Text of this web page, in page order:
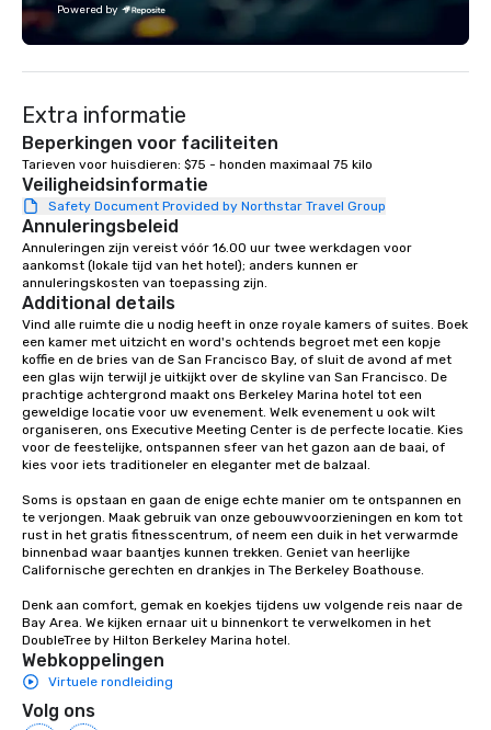
connection, boost engagement, and
leave participants with new skills
programs, birthday parties,
anniversary celebrations, rehearsal
dinners, holiday events, client
entertainment, and virtual team
connections. We handle everything
from ingredient sourcing to
instruction, making your event
planning seamless.
seniority, and
Powered by
Extra informatie
Beperkingen voor faciliteiten
Tarieven voor huisdieren: $75 - honden maximaal 75 kilo
Veiligheidsinformatie
Safety Document Provided by Northstar Travel Group
Annuleringsbeleid
Annuleringen zijn vereist vóór 16.00 uur twee werkdagen voor
aankomst (lokale tijd van het hotel); anders kunnen er
annuleringskosten van toepassing zijn.
Additional details
Vind alle ruimte die u nodig heeft in onze royale kamers of suites. Boek
een kamer met uitzicht en word's ochtends begroet met een kopje
koffie en de bries van de San Francisco Bay, of sluit de avond af met
een glas wijn terwijl je uitkijkt over de skyline van San Francisco. De
prachtige achtergrond maakt ons Berkeley Marina hotel tot een
geweldige locatie voor uw evenement. Welk evenement u ook wilt
organiseren, ons Executive Meeting Center is de perfecte locatie. Kies
voor de feestelijke, ontspannen sfeer van het gazon aan de baai, of
kies voor iets traditioneler en eleganter met de balzaal.
Soms is opstaan en gaan de enige echte manier om te ontspannen en
te verjongen. Maak gebruik van onze gebouwvoorzieningen en kom tot
rust in het gratis fitnesscentrum, of neem een duik in het verwarmde
binnenbad waar baantjes kunnen trekken. Geniet van heerlijke
Californische gerechten en drankjes in The Berkeley Boathouse.
Denk aan comfort, gemak en koekjes tijdens uw volgende reis naar de
Bay Area. We kijken ernaar uit u binnenkort te verwelkomen in het
DoubleTree by Hilton Berkeley Marina hotel.
Webkoppelingen
Virtuele rondleiding
Volg ons